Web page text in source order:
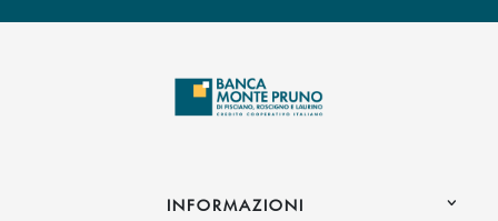
INFORMAZIONI